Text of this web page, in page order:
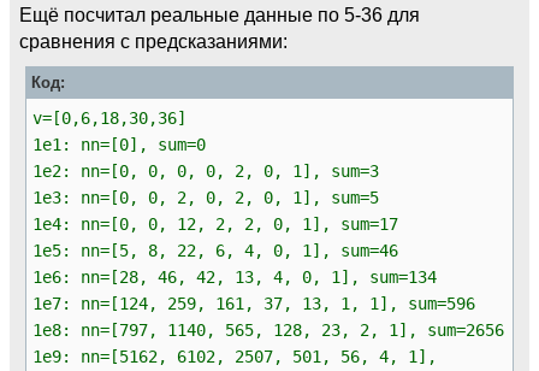
1e10: 2887 1850 2541 1827
1e11: 13813 9207 12201 9227
1e12: 71642 47917 63873 48034
1e13: 399280 265826 354383 265601
1e14: 2318066
1e15: 13997875
Ещё посчитал реальные данные по 5-36 для
сравнения с предсказаниями:
Код:
v=[0,6,18,30,36]
1e1: nn=[0], sum=0
1e2: nn=[0, 0, 0, 0, 2, 0, 1], sum=3
1e3: nn=[0, 0, 2, 0, 2, 0, 1], sum=5
1e4: nn=[0, 0, 12, 2, 2, 0, 1], sum=17
1e5: nn=[5, 8, 22, 6, 4, 0, 1], sum=46
1e6: nn=[28, 46, 42, 13, 4, 0, 1], sum=134
1e7: nn=[124, 259, 161, 37, 13, 1, 1], sum=596
1e8: nn=[797, 1140, 565, 128, 23, 2, 1], sum=2656
1e9: nn=[5162, 6102, 2507, 501, 56, 4, 1],